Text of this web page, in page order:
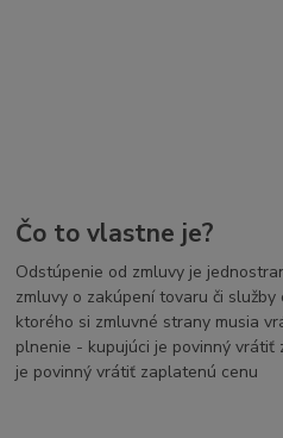
Čo to vlastne je?
Odstúpenie od zmluvy je
zmluvy o zakúpení tovaru či
ktorého si zmluvné strany musia
plnenie - kupujúci je povinný vrátiť
je povinný vrátiť zaplatenú cenu